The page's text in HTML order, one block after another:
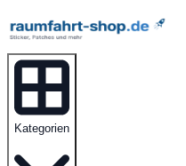
Kategorien